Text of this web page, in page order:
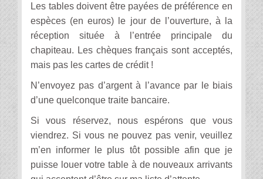
Les tables doivent être payées de préférence en
espèces (en euros) le jour de l’ouverture, à la
réception située à l’entrée principale du
chapiteau. Les chèques français sont acceptés,
mais pas les cartes de crédit !
N’envoyez pas d’argent à l’avance par le biais
d’une quelconque traite bancaire.
Si vous réservez, nous espérons que vous
viendrez. Si vous ne pouvez pas venir, veuillez
m’en informer le plus tôt possible afin que je
puisse louer votre table à de nouveaux arrivants